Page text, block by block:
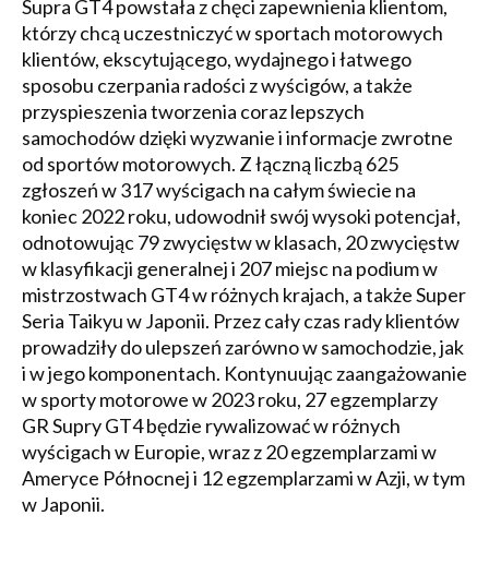
Supra GT4 powstała z chęci zapewnienia klientom,
którzy chcą uczestniczyć w sportach motorowych
klientów, ekscytującego, wydajnego i łatwego
sposobu czerpania radości z wyścigów, a także
przyspieszenia tworzenia coraz lepszych
samochodów dzięki wyzwanie i informacje zwrotne
od sportów motorowych. Z łączną liczbą 625
zgłoszeń w 317 wyścigach na całym świecie na
koniec 2022 roku, udowodnił swój wysoki potencjał,
odnotowując 79 zwycięstw w klasach, 20 zwycięstw
w klasyfikacji generalnej i 207 miejsc na podium w
mistrzostwach GT4 w różnych krajach, a także Super
Seria Taikyu w Japonii. Przez cały czas rady klientów
prowadziły do ulepszeń zarówno w samochodzie, jak
i w jego komponentach. Kontynuując zaangażowanie
w sporty motorowe w 2023 roku, 27 egzemplarzy
GR Supry GT4 będzie rywalizować w różnych
wyścigach w Europie, wraz z 20 egzemplarzami w
Ameryce Północnej i 12 egzemplarzami w Azji, w tym
w Japonii.